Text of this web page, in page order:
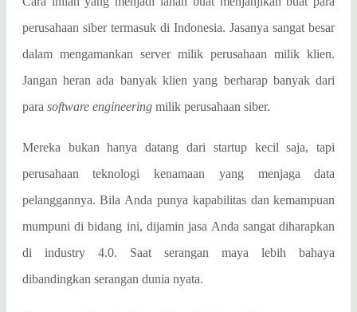
perusahaan siber termasuk di Indonesia. Jasanya sangat besar
dalam mengamankan server milik perusahaan milik klien.
Jangan heran ada banyak klien yang berharap banyak dari
para software engineeringmilik perusahaan siber.
Mereka bukan hanya datang dari startup kecil saja, tapi
perusahaan teknologi kenamaan yang menjaga data
pelanggannya. Bila Anda punya kapabilitas dan kemampuan
mumpuni di bidang ini, dijamin jasa Anda sangat diharapkan
di industry 4.0. Saat serangan maya lebih bahaya
dibandingkan serangan dunia nyata.